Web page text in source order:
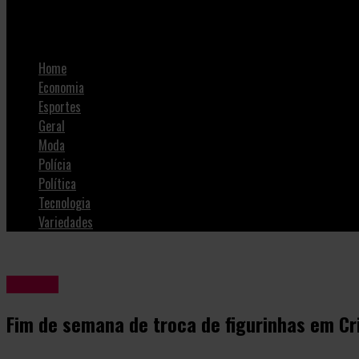
Home
Economia
Esportes
Geral
Moda
Polícia
Política
Tecnologia
Variedades
Fim de semana de troca de figurinhas em